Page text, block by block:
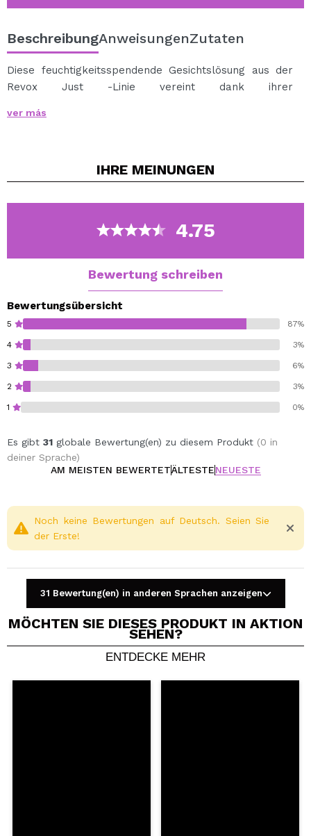
BeschreibungAnweisungenZutaten
Diese feuchtigkeitsspendende Gesichtslösung aus der
Revox Just -Linie vereint dank ihrer
Allantoin, Harnstoff und Hyaluronsäure mehrere
die Haut ein und erhöht deren Feuchtigkeitsgehalt.
reduziert feine Linien für sichtbar verjüngte Haut.
Dieses auf Kollagenaminosäuren und Hyaluronsäure
basierende Serum eignet sich zur Verringerung der
ver más
IHRE MEINUNGEN
4.75
Bewertung schreiben
Bewertungsübersicht
5 87%
4 3%
3 6%
2 3%
1 0%
Es gibt 31 globale Bewertung(en) zu diesem Produkt (0 in
deiner Sprache)
AM MEISTEN BEWERTETÄLTESTENEUESTE
Ein Video oder Foto teilen
Dein Video könnte das erste sein. Stell es dir vor...
Noch keine Bewertungen auf Deutsch. Seien Sie
der Erste!
31 Bewertung(en) in anderen Sprachen anzeigen
MÖCHTEN SIE DIESES PRODUKT IN AKTION
SEHEN?
ENTDECKE MEHR